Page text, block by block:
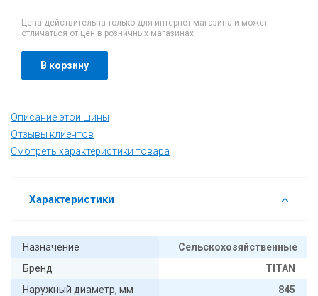
Цена действительна только для интернет-магазина и может
отличаться от цен в розничных магазинах
В корзину
Описание этой шины
Отзывы клиентов
Смотреть характеристики товара
Характеристики
Назначение
Сельскохозяйственные
Бренд
TITAN
Наружный диаметр, мм
845